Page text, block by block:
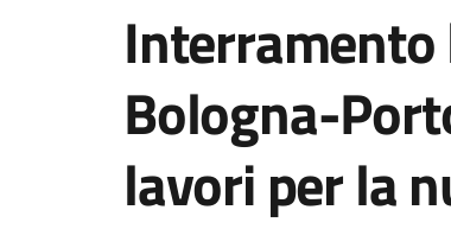
Bologna-
lavori per la